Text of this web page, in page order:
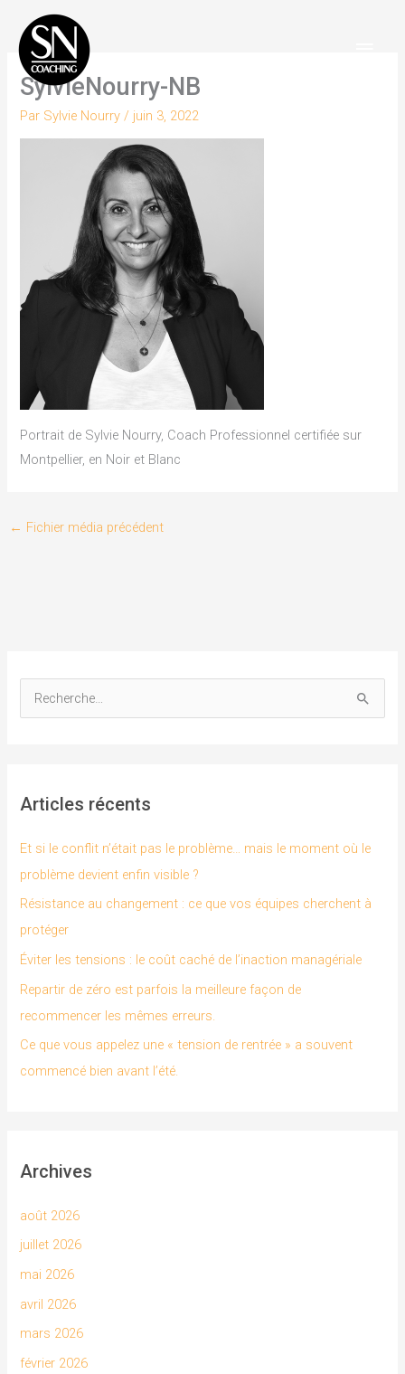
contenu
SylvieNourry-NB
Par Sylvie Nourry/ juin 3, 2022
Portrait de Sylvie Nourry, Coach Professionnel certifiée sur
Montpellier, en Noir et Blanc
← Fichier média précédent
e
h
e
r
:
Articles récents
Et si le conflit n’était pas le problème… mais le moment où le
problème devient enfin visible ?
Résistance au changement : ce que vos équipes cherchent à
protéger
Éviter les tensions : le coût caché de l’inaction managériale
Repartir de zéro est parfois la meilleure façon de
recommencer les mêmes erreurs.
Ce que vous appelez une « tension de rentrée » a souvent
commencé bien avant l’été.
Archives
août 2026
juillet 2026
mai 2026
avril 2026
mars 2026
février 2026